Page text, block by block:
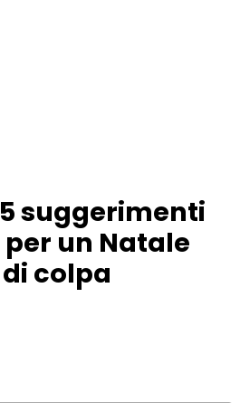
suggerimenti
un Natale
colpa